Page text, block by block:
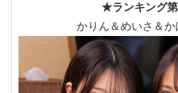
★ランキング
かりん＆めいさ＆か